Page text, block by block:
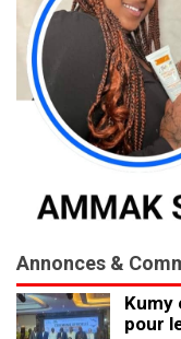
Annonces &
Kumy
pour